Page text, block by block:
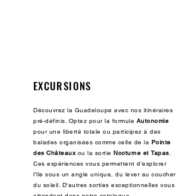
EXCURSIONS
Découvrez la Guadeloupe avec nos itinéraires
pré-définis. Optez pour la formule Autonomie
pour une liberté totale ou participez à des
balades organisées comme celle de la Pointe
des Châteaux ou la sortie Nocturne et Tapas.
Ces expériences vous permettent d'explorer
l'île sous un angle unique, du lever au coucher
du soleil. D'autres sorties exceptionnelles vous